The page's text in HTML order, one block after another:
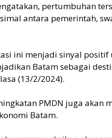
pertumbuhan
antara pemerintah,
ini menjadi sinyal
Batam sebagai
(13/2/2024).
PMDN juga akan
Batam.